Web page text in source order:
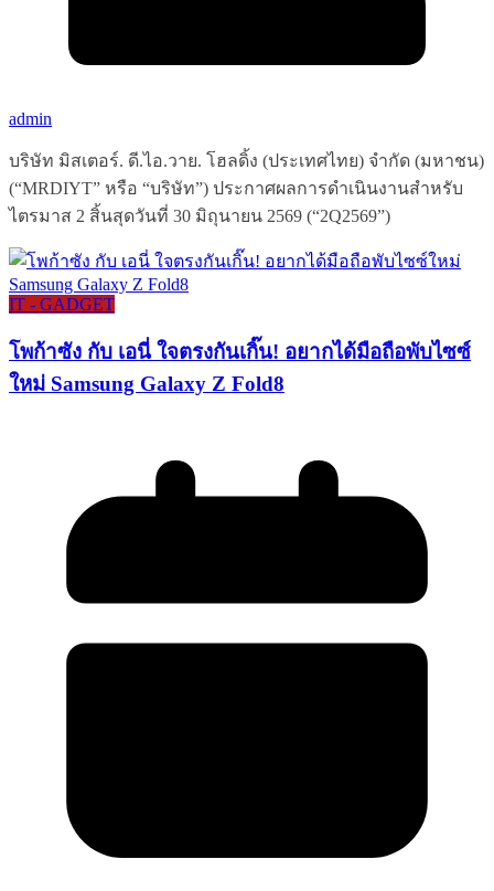
admin
บริษัท มิสเตอร์. ดี.ไอ.วาย. โฮลดิ้ง (ประเทศไทย) จำกัด (มหาชน)
(“MRDIYT” หรือ “บริษัท”) ประกาศผลการดำเนินงานสำหรับ
ไตรมาส 2 สิ้นสุดวันที่ 30 มิถุนายน 2569 (“2Q2569”)
IT - GADGET
โพก้าซัง กับ เอนี่ ใจตรงกันเกิ๊น! อยากได้มือถือพับไซซ์
ใหม่ Samsung Galaxy Z Fold8